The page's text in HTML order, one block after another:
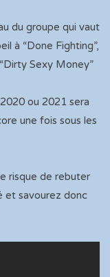
du groupe qui vaut
à “Done Fighting”,
Sexy Money”
ou 2021 sera
une fois sous les
risque de rebuter
et savourez donc